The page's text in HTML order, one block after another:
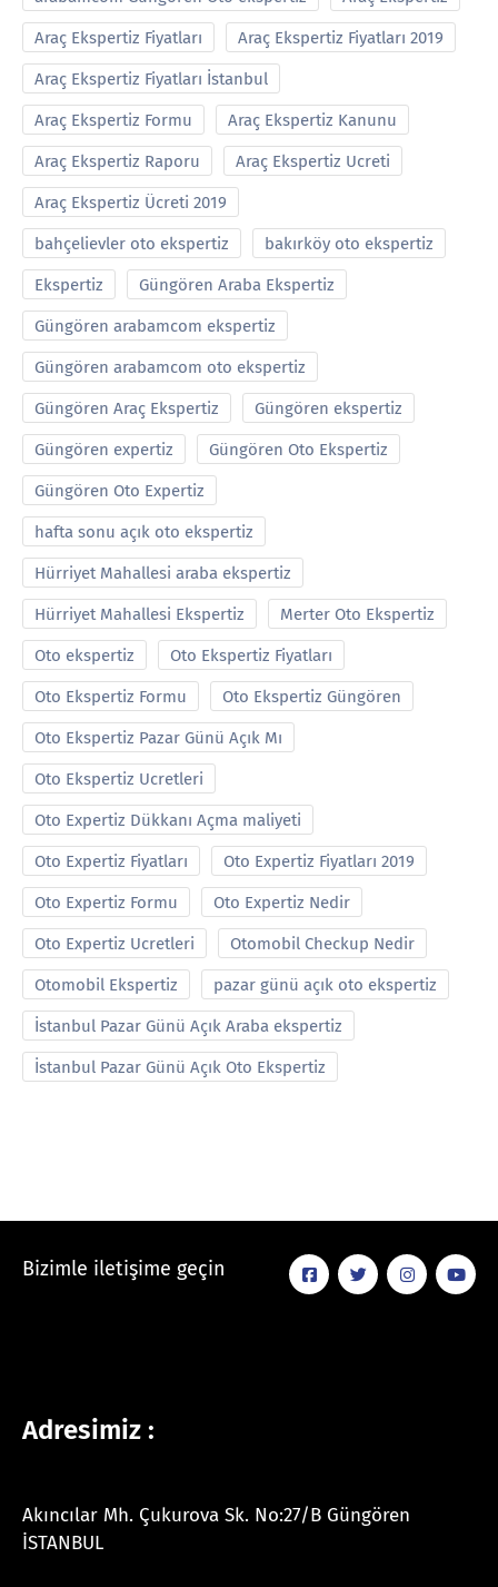
Araç Ekspertiz Fiyatları Araç Ekspertiz Fiyatları 2019
Araç Ekspertiz Fiyatları İstanbul
Araç Ekspertiz Formu Araç Ekspertiz Kanunu
Araç Ekspertiz Raporu Araç Ekspertiz Ucreti
Araç Ekspertiz Ücreti 2019
bahçelievler oto ekspertiz bakırköy oto ekspertiz
Ekspertiz Güngören Araba Ekspertiz
Güngören arabamcom ekspertiz
Güngören arabamcom oto ekspertiz
Güngören Araç Ekspertiz Güngören ekspertiz
Güngören expertiz Güngören Oto Ekspertiz
Güngören Oto Expertiz
hafta sonu açık oto ekspertiz
Hürriyet Mahallesi araba ekspertiz
Hürriyet Mahallesi Ekspertiz Merter Oto Ekspertiz
Oto ekspertiz Oto Ekspertiz Fiyatları
Oto Ekspertiz Formu Oto Ekspertiz Güngören
Oto Ekspertiz Pazar Günü Açık Mı
Oto Ekspertiz Ucretleri
Oto Expertiz Dükkanı Açma maliyeti
Oto Expertiz Fiyatları Oto Expertiz Fiyatları 2019
Oto Expertiz Formu Oto Expertiz Nedir
Oto Expertiz Ucretleri Otomobil Checkup Nedir
Otomobil Ekspertiz pazar günü açık oto ekspertiz
İstanbul Pazar Günü Açık Araba ekspertiz
İstanbul Pazar Günü Açık Oto Ekspertiz
Bizimle iletişime geçin
Adresimiz :
Akıncılar Mh. Çukurova Sk. No:27/B Güngören
İSTANBUL